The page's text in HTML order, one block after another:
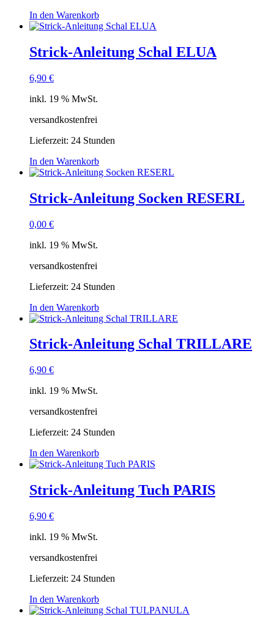
In den Warenkorb
Strick-Anleitung Schal ELUA
6,90 €
inkl. 19 % MwSt.
versandkostenfrei
Lieferzeit: 24 Stunden
In den Warenkorb
Strick-Anleitung Socken RESERL
0,00 €
inkl. 19 % MwSt.
versandkostenfrei
Lieferzeit: 24 Stunden
In den Warenkorb
Strick-Anleitung Schal TRILLARE
6,90 €
inkl. 19 % MwSt.
versandkostenfrei
Lieferzeit: 24 Stunden
In den Warenkorb
Strick-Anleitung Tuch PARIS
6,90 €
inkl. 19 % MwSt.
versandkostenfrei
Lieferzeit: 24 Stunden
In den Warenkorb